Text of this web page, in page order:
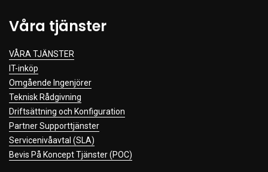
Våra tjänster
VÅRA TJÄNSTER
IT-inköp
Omgående Ingenjörer
Teknisk Rådgivning
Driftsättning och Konfiguration
Partner Supporttjänster
Servicenivåavtal (SLA)
Bevis På Koncept Tjänster (POC)